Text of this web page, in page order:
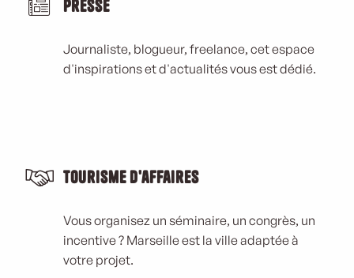
Presse
Journaliste, blogueur, freelance, cet espace
d'inspirations et d'actualités vous est dédié.
Tourisme d'affaires
Vous organisez un séminaire, un congrès, un
incentive ? Marseille est la ville adaptée à
votre projet.